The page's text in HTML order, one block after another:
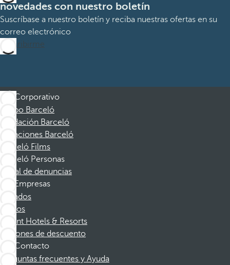
novedades con nuestro boletín
Suscríbase a nuestro boletín y reciba nuestras ofertas en su
correo electrónico
Suscribirme
Corporativo
Grupo Barceló
Fundación Barceló
Vacaciones Barceló
Barceló Films
Barceló Personas
Canal de denuncias
Empresas
Afiliados
Socios
Dorint Hotels & Resorts
Cupones de descuento
Contacto
Preguntas frecuentes y Ayuda